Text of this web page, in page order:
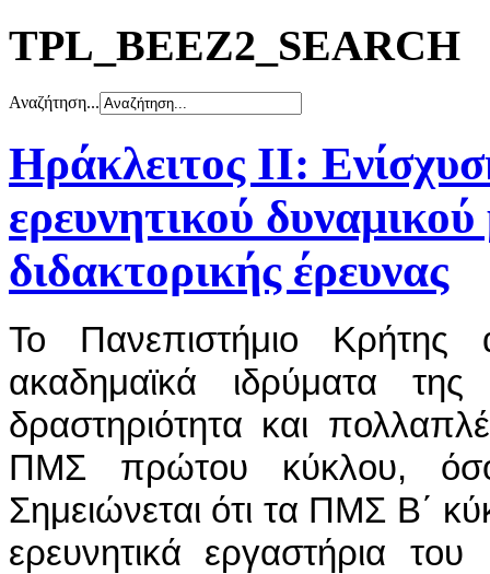
TPL_BEEZ2_SEARCH
Αναζήτηση...
Ηράκλειτος ΙΙ:
ερευνητικού
διδακτορικής έρευνας
Το Πανεπιστήμιο
ακαδημαϊκά ιδρύματα
δραστηριότητα και
ΠΜΣ πρώτου κύκλου,
Σημειώνεται ότι τα ΠΜΣ Β΄
ερευνητικά εργαστήρια